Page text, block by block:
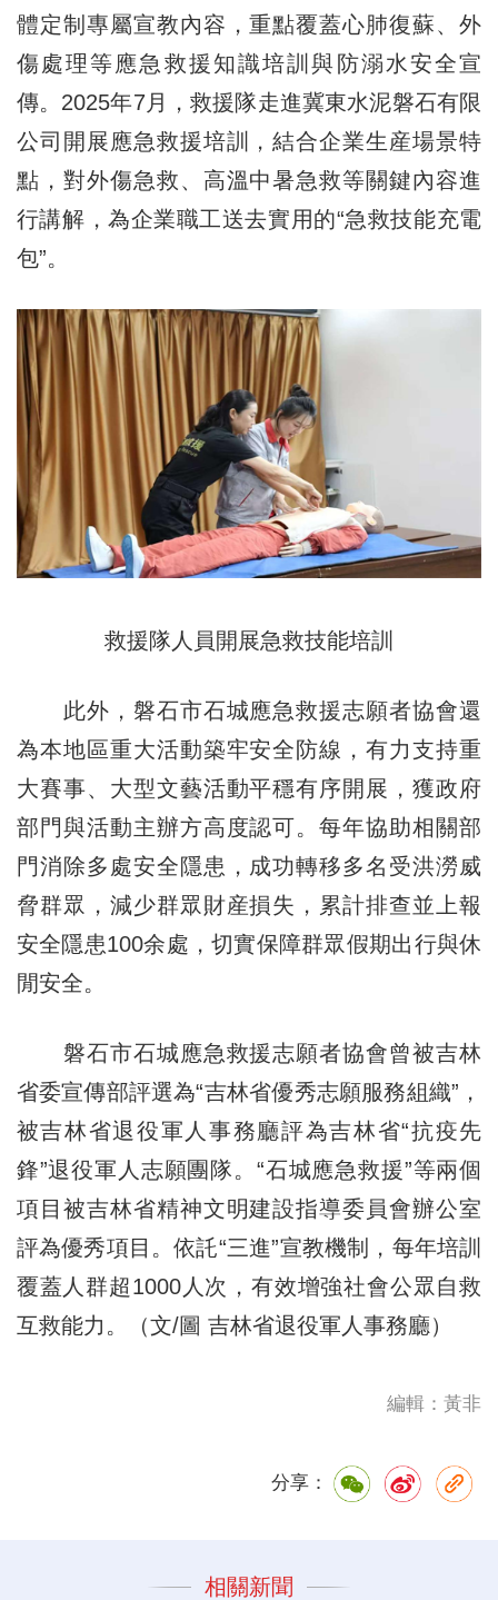
體定制專屬宣教內容，重點覆蓋心肺復蘇、外
傷處理等應急救援知識培訓與防溺水安全宣
傳。2025年7月，救援隊走進冀東水泥磐石有限
公司開展應急救援培訓，結合企業生産場景特
點，對外傷急救、高溫中暑急救等關鍵內容進
行講解，為企業職工送去實用的“急救技能充電
包”。
救援隊人員開展急救技能培訓
此外，磐石市石城應急救援志願者協會還
為本地區重大活動築牢安全防線，有力支持重
大賽事、大型文藝活動平穩有序開展，獲政府
部門與活動主辦方高度認可。每年協助相關部
門消除多處安全隱患，成功轉移多名受洪澇威
脅群眾，減少群眾財産損失，累計排查並上報
安全隱患100余處，切實保障群眾假期出行與休
閒安全。
磐石市石城應急救援志願者協會曾被吉林
省委宣傳部評選為“吉林省優秀志願服務組織”，
被吉林省退役軍人事務廳評為吉林省“抗疫先
鋒”退役軍人志願團隊。“石城應急救援”等兩個
項目被吉林省精神文明建設指導委員會辦公室
評為優秀項目。依託“三進”宣教機制，每年培訓
覆蓋人群超1000人次，有效增強社會公眾自救
互救能力。（文/圖 吉林省退役軍人事務廳）
編輯：黃非
分享：
相關新聞